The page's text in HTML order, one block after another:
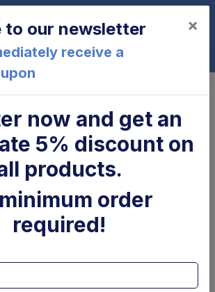
0
panel board model Z
to our newsletter
receive a
×
now and get an
5% discount on
products.
order
required!